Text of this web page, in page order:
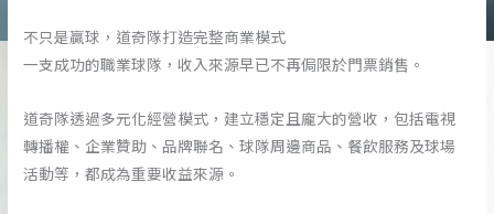
不只是贏球，道奇隊打造完整商業模式
一支成功的職業球隊，收入來源早已不再侷限於門票銷售。
道奇隊透過多元化經營模式，建立穩定且龐大的營收，包括電視
轉播權、企業贊助、品牌聯名、球隊周邊商品、餐飲服務及球場
活動等，都成為重要收益來源。